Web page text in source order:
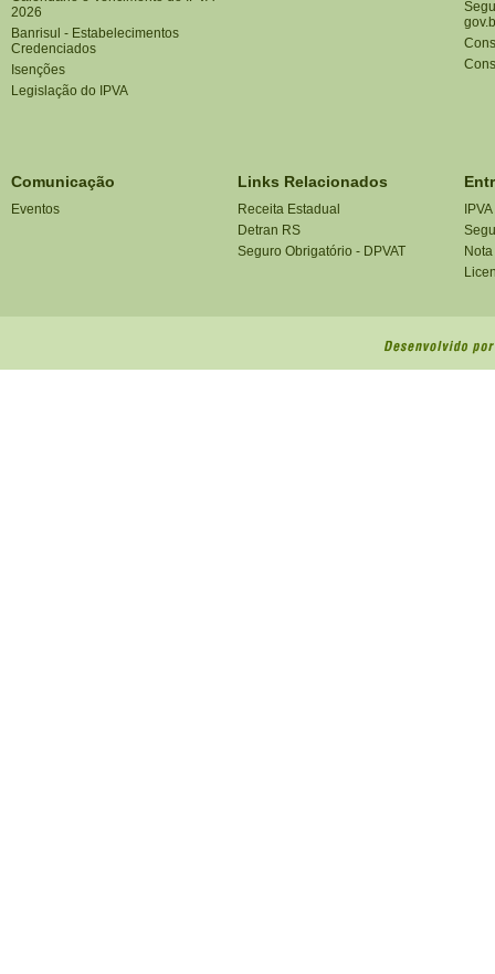
2026
Banrisul - Estabelecimentos
Credenciados
Isenções
Legislação do IPVA
Comunicação
Eventos
Links Relacionados
Receita Estadual
Detran RS
Seguro Obrigatório - DPVAT